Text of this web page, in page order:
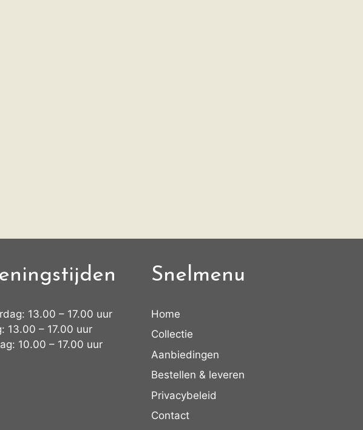
13.00 – 17.00 uur
13.00 – 17.00 uur
10.00 – 17.00 uur
Snelmenu
Home
Collectie
Aanbiedingen
Bestellen & leveren
Privacybeleid
Contact